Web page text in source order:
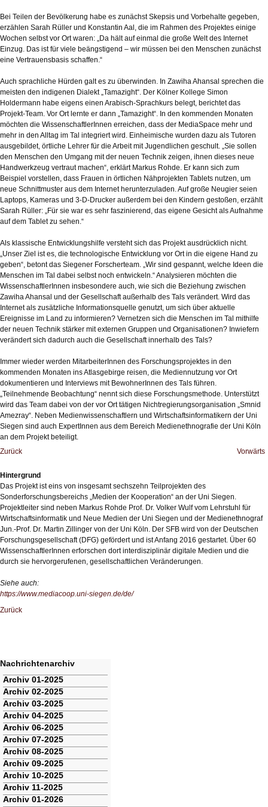
Bei Teilen der Bevölkerung habe es zunächst Skepsis und Vorbehalte gegeben,
erzählen Sarah Rüller und Konstantin Aal, die im Rahmen des Projektes einige
Wochen selbst vor Ort waren: „Da hält auf einmal die große Welt des Internet
Einzug. Das ist für viele beängstigend – wir müssen bei den Menschen zunächst
eine Vertrauensbasis schaffen.“
Auch sprachliche Hürden galt es zu überwinden. In Zawiha Ahansal sprechen die
meisten den indigenen Dialekt „Tamazight“. Der Kölner Kollege Simon
Holdermann habe eigens einen Arabisch-Sprachkurs belegt, berichtet das
Projekt-Team. Vor Ort lernte er dann „Tamazight“. In den kommenden Monaten
möchten die WissenschaftlerInnen erreichen, dass der MediaSpace mehr und
mehr in den Alltag im Tal integriert wird. Einheimische wurden dazu als Tutoren
ausgebildet, örtliche Lehrer für die Arbeit mit Jugendlichen geschult. „Sie sollen
den Menschen den Umgang mit der neuen Technik zeigen, ihnen dieses neue
Handwerkzeug vertraut machen“, erklärt Markus Rohde. Er kann sich zum
Beispiel vorstellen, dass Frauen in örtlichen Nähprojekten Tablets nutzen, um
neue Schnittmuster aus dem Internet herunterzuladen. Auf große Neugier seien
Laptops, Kameras und 3-D-Drucker außerdem bei den Kindern gestoßen, erzählt
Sarah Rüller: „Für sie war es sehr faszinierend, das eigene Gesicht als Aufnahme
auf dem Tablet zu sehen.“
Als klassische Entwicklungshilfe versteht sich das Projekt ausdrücklich nicht.
„Unser Ziel ist es, die technologische Entwicklung vor Ort in die eigene Hand zu
geben“, betont das Siegener Forscherteam. „Wir sind gespannt, welche Ideen die
Menschen im Tal dabei selbst noch entwickeln.“ Analysieren möchten die
WissenschaftlerInnen insbesondere auch, wie sich die Beziehung zwischen
Zawiha Ahansal und der Gesellschaft außerhalb des Tals verändert. Wird das
Internet als zusätzliche Informationsquelle genutzt, um sich über aktuelle
Ereignisse im Land zu informieren? Vernetzen sich die Menschen im Tal mithilfe
der neuen Technik stärker mit externen Gruppen und Organisationen? Inwiefern
verändert sich dadurch auch die Gesellschaft innerhalb des Tals?
Immer wieder werden MitarbeiterInnen des Forschungsprojektes in den
kommenden Monaten ins Atlasgebirge reisen, die Mediennutzung vor Ort
dokumentieren und Interviews mit BewohnerInnen des Tals führen.
„Teilnehmende Beobachtung“ nennt sich diese Forschungsmethode. Unterstützt
wird das Team dabei von der vor Ort tätigen Nichtregierungsorganisation „Smnid
Amezray“. Neben Medienwissenschaftlern und Wirtschaftsinformatikern der Uni
Siegen sind auch ExpertInnen aus dem Bereich Medienethnografie der Uni Köln
an dem Projekt beteiligt.
Zurück
Vorwärts
Hintergrund
Das Projekt ist eins von insgesamt sechszehn Teilprojekten des
Sonderforschungsbereichs „Medien der Kooperation“ an der Uni Siegen.
Projektleiter sind neben Markus Rohde Prof. Dr. Volker Wulf vom Lehrstuhl für
Wirtschaftsinformatik und Neue Medien der Uni Siegen und der Medienethnograf
Jun.-Prof. Dr. Martin Zillinger von der Uni Köln. Der SFB wird von der Deutschen
Forschungsgesellschaft (DFG) gefördert und ist Anfang 2016 gestartet. Über 60
WissenschaftlerInnen erforschen dort interdisziplinär digitale Medien und die
durch sie hervorgerufenen, gesellschaftlichen Veränderungen.
Siehe auch:
https://www.mediacoop.uni-siegen.de/de/
Zurück
Nachrichtenarchiv
Navigation
überspringen
Archiv 01-2025
Archiv 02-2025
Archiv 03-2025
Archiv 04-2025
Archiv 06-2025
Archiv 07-2025
Archiv 08-2025
Archiv 09-2025
Archiv 10-2025
Archiv 11-2025
Archiv 01-2026